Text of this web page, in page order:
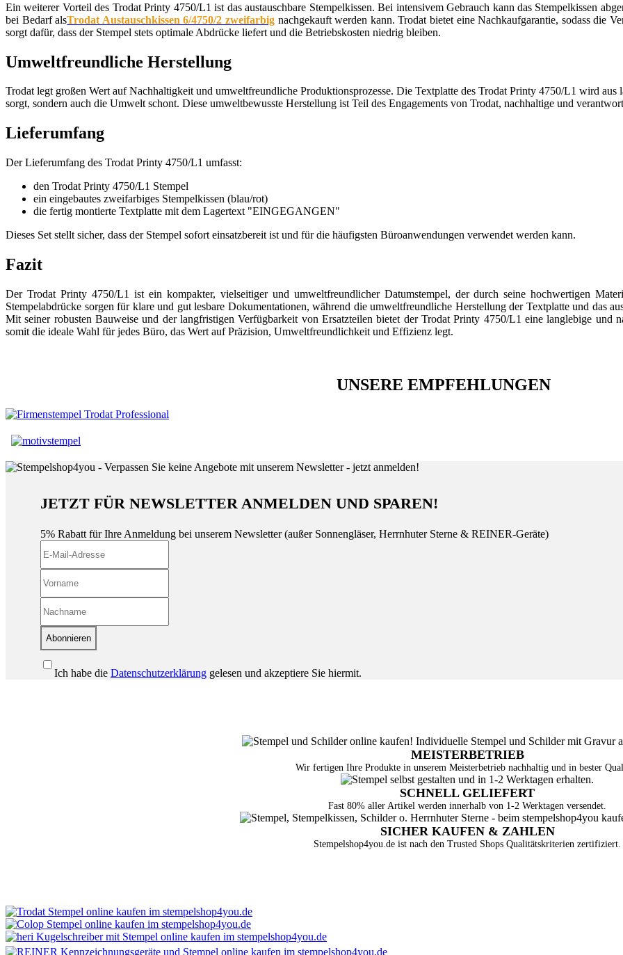
Ein weiterer Vorteil des Trodat Printy 4750/L1 ist das austauschbare Stempelkissen. Bei intensivem Gebrauch kann das Stempelkissen
bei Bedarf alsTrodat Austauschkissen 6/4750/2 zweifarbignachgekauft werden kann. Trodat bietet eine Nachkaufgarantie, sodass die
sorgt dafür, dass der Stempel stets optimale Abdrücke liefert und die Betriebskosten niedrig bleiben.
Umweltfreundliche Herstellung
Trodat legt großen Wert auf Nachhaltigkeit und umweltfreundliche Produktionsprozesse. Die Textplatte des Trodat Printy 4750/L1 wird
sorgt, sondern auch die Umwelt schont. Diese umweltbewusste Herstellung ist Teil des Engagements von Trodat, nachhaltige und
Lieferumfang
Der Lieferumfang des Trodat Printy 4750/L1 umfasst:
den Trodat Printy 4750/L1 Stempel
ein eingebautes zweifarbiges Stempelkissen (blau/rot)
die fertig montierte Textplatte mit dem Lagertext "EINGEGANGEN"
Dieses Set stellt sicher, dass der Stempel sofort einsatzbereit ist und für die häufigsten Büroanwendungen verwendet werden kann.
Fazit
Der Trodat Printy 4750/L1 ist ein kompakter, vielseitiger und umweltfreundlicher Datumstempel, der durch seine hochwertigen
Stempelabdrücke sorgen für klare und gut lesbare Dokumentationen, während die umweltfreundliche Herstellung der Textplatte und das
Mit seiner robusten Bauweise und der langfristigen Verfügbarkeit von Ersatzteilen bietet der Trodat Printy 4750/L1 eine langlebige
somit die ideale Wahl für jedes Büro, das Wert auf Präzision, Umweltfreundlichkeit und Effizienz legt.
UNSERE EMPFEHLUNGEN
JETZT FÜR NEWSLETTER ANMELDEN UND SPAREN!
5% Rabatt für Ihre Anmeldung bei unserem Newsletter (außer Sonnengläser, Herrnhuter Sterne & REINER-Geräte)
Abonnieren
Ich habe die Datenschutzerklärung gelesen und akzeptiere Sie hiermit.
MEISTERBETRIEB
Wir fertigen Ihre Produkte in unserem Meisterbetrieb nachhaltig und in bester
SCHNELL GELIEFERT
Fast 80% aller Artikel werden innerhalb von 1-2 Werktagen versendet.
SICHER KAUFEN & ZAHLEN
Stempelshop4you.de ist nach den Trusted Shops Qualitätskriterien zertifiziert.